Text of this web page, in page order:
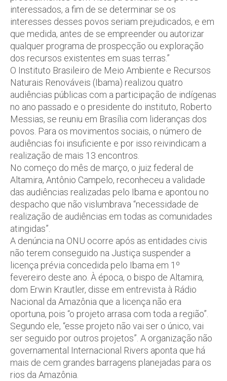
interessados, a fim de se determinar se os
interesses desses povos seriam prejudicados, e em
que medida, antes de se empreender ou autorizar
qualquer programa de prospecção ou exploração
dos recursos existentes em suas terras.”
O Instituto Brasileiro de Meio Ambiente e Recursos
Naturais Renováveis (Ibama) realizou quatro
audiências públicas com a participação de indígenas
no ano passado e o presidente do instituto, Roberto
Messias, se reuniu em Brasília com lideranças dos
povos. Para os movimentos sociais, o número de
audiências foi insuficiente e por isso reivindicam a
realização de mais 13 encontros.
No começo do mês de março, o juiz federal de
Altamira, Antônio Campelo, reconheceu a validade
das audiências realizadas pelo Ibama e apontou no
despacho que não vislumbrava “necessidade de
realização de audiências em todas as comunidades
atingidas”.
A denúncia na ONU ocorre após as entidades civis
não terem conseguido na Justiça suspender a
licença prévia concedida pelo Ibama em 1º
fevereiro deste ano. À época, o bispo de Altamira,
dom Erwin Krautler, disse em entrevista à Rádio
Nacional da Amazônia que a licença não era
oportuna, pois “o projeto arrasa com toda a região”.
Segundo ele, “esse projeto não vai ser o único, vai
ser seguido por outros projetos”. A organização não
governamental Internacional Rivers aponta que há
mais de cem grandes barragens planejadas para os
rios da Amazônia.